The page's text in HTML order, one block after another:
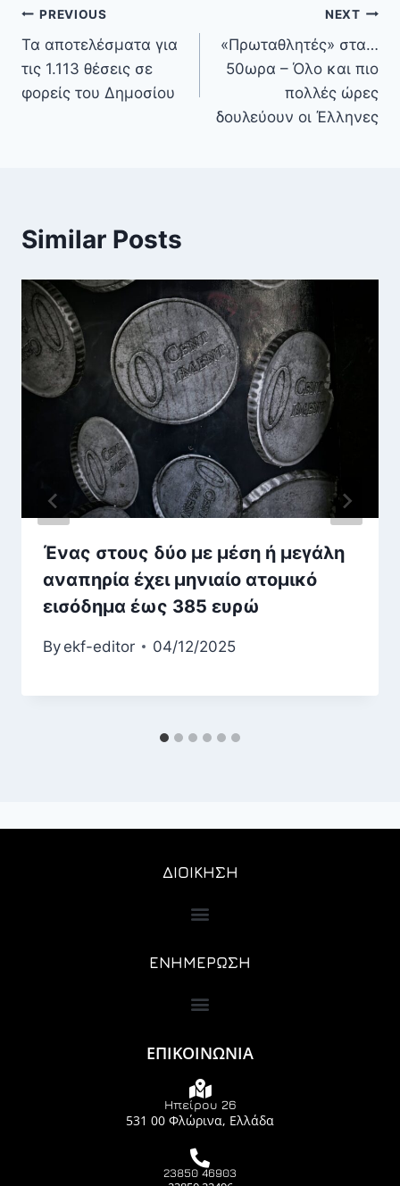
PREVIOUS
Τα αποτελέσματα για
τις 1.113 θέσεις σε
φορείς του Δημοσίου
NEXT
«Πρωταθλητές» στα…
50ωρα – Όλο και πιο
πολλές ώρες
δουλεύουν οι Έλληνες
Similar Posts
Ένας στους δύο με μέση ή μεγάλη
αναπηρία έχει μηνιαίο ατομικό
εισόδημα έως 385 ευρώ
By ekf-editor 04/12/2025
ΔΙΟΙΚΗΣΗ
ΕΝΗΜΕΡΩΣΗ
ΕΠΙΚΟΙΝΩΝΙΑ
Ηπείρου 26
531 00 Φλώρινα, Ελλάδα
23850 46903